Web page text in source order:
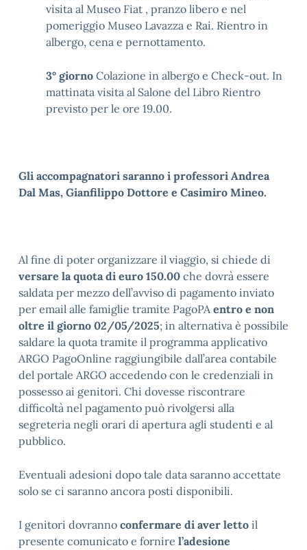
visita al Museo Fiat , pranzo libero e nel
pomeriggio Museo Lavazza e Rai. Rientro in
albergo, cena e pernottamento.
3° giorno Colazione in albergo e Check-out. In
mattinata visita al Salone del Libro Rientro
previsto per le ore 19.00.
Gli accompagnatori saranno i professori Andrea
Dal Mas, Gianfilippo Dottore e Casimiro Mineo.
Al fine di poter organizzare il viaggio, si chiede di
versare la quota di euro 150.00 che dovrà essere
saldata per mezzo dell’avviso di pagamento inviato
per email alle famiglie tramite PagoPAentro e non
oltre il giorno 02/05/2025; in alternativa è possibile
saldare la quota tramite il programma applicativo
ARGO PagoOnline raggiungibile dall’area contabile
del portale ARGO accedendo con le credenziali in
possesso ai genitori. Chi dovesse riscontrare
difficoltà nel pagamento può rivolgersi alla
segreteria negli orari di apertura agli studenti e al
pubblico.
Eventuali adesioni dopo tale data saranno accettate
solo se ci saranno ancora posti disponibili.
I genitori dovranno confermare di aver letto il
presente comunicato e fornire l’adesione